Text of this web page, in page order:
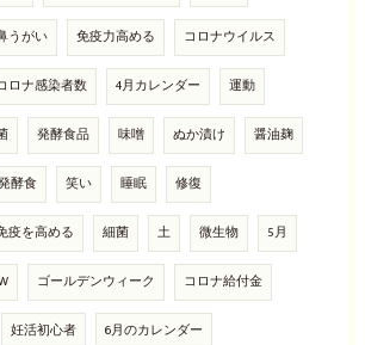
うがい 免疫力高める コロナウイルス
ロナ感染者数 4月カレンダー 運動
発酵食品 味噌 ぬか漬け 醤油麹
酵食 笑い 睡眠 修復
疫を高める 細菌 土 微生物 5月
ゴールデンウィーク コロナ給付金
妊活初心者 6月のカレンダー